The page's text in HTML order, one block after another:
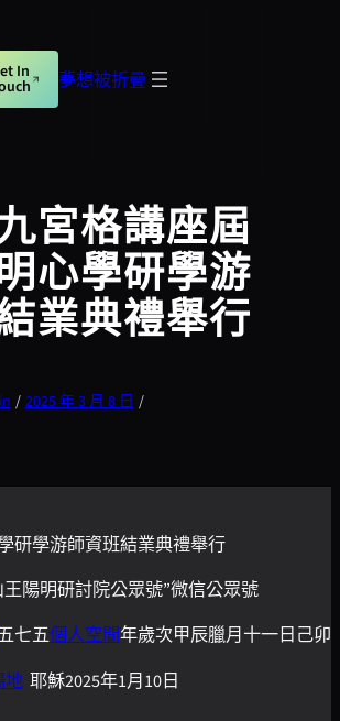
夢想被折疊
In
宮格講座屆
心學研學游
業典禮舉行
/ 2025 年 3 月 8 日 /
研學游師資班結業典禮舉行
陽明研討院公眾號”微信公眾號
七五個人空間年歲次甲辰臘月十一日己卯
地 耶穌2025年1月10日